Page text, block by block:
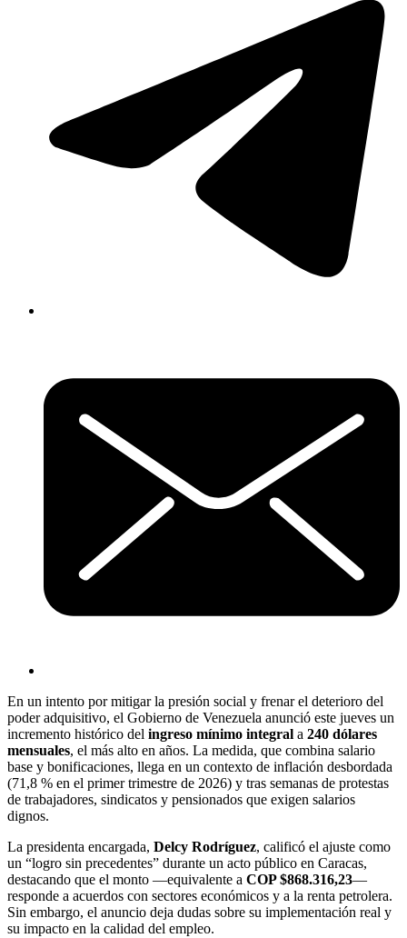
En un intento por mitigar la presión social y frenar el deterioro del
poder adquisitivo, el Gobierno de Venezuela anunció este jueves un
incremento histórico del ingreso mínimo integral a 240 dólares
mensuales, el más alto en años. La medida, que combina salario
base y bonificaciones, llega en un contexto de inflación desbordada
(71,8 % en el primer trimestre de 2026) y tras semanas de protestas
de trabajadores, sindicatos y pensionados que exigen salarios
dignos.
La presidenta encargada, Delcy Rodríguez, calificó el ajuste como
un “logro sin precedentes” durante un acto público en Caracas,
destacando que el monto —equivalente a COP $868.316,23—
responde a acuerdos con sectores económicos y a la renta petrolera.
Sin embargo, el anuncio deja dudas sobre su implementación real y
su impacto en la calidad del empleo.